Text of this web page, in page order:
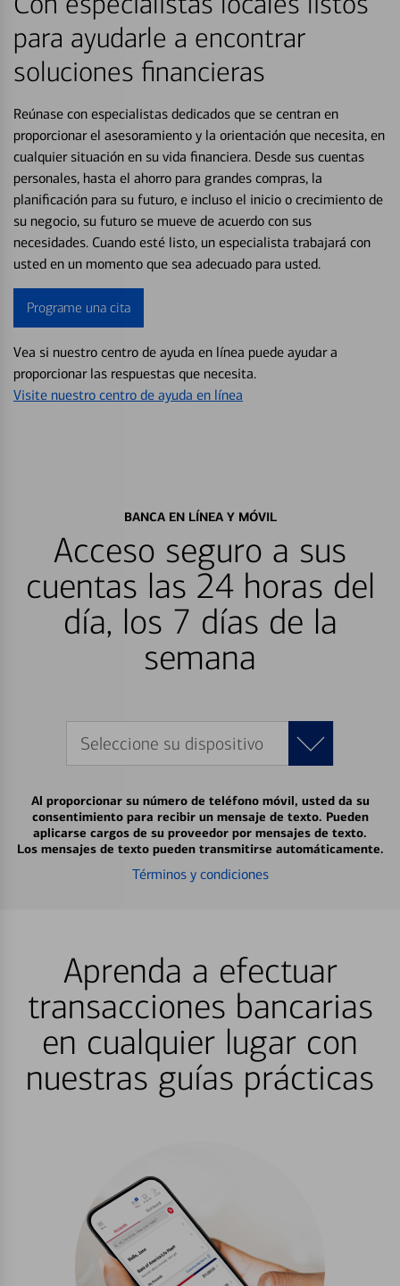
para ayudarle a encontrar
soluciones financieras
Reúnase con especialistas dedicados que se centran en
proporcionar el asesoramiento y la orientación que necesita, en
cualquier situación en su vida financiera. Desde sus cuentas
personales, hasta el ahorro para grandes compras, la
planificación para su futuro, e incluso el inicio o crecimiento de
su negocio, su futuro se mueve de acuerdo con sus
necesidades. Cuando esté listo, un especialista trabajará con
usted en un momento que sea adecuado para usted.
Programe una cita
Vea si nuestro centro de ayuda en línea puede ayudar a
proporcionar las respuestas que necesita.
Visite nuestro centro de ayuda en línea
BANCA EN LÍNEA Y MÓVIL
Acceso seguro a sus
cuentas las 24 horas del
día, los 7 días de la
semana
Seleccione su dispositivo
Al proporcionar su número de teléfono móvil, usted da su
consentimiento para recibir un mensaje de texto. Pueden
aplicarse cargos de su proveedor por mensajes de texto.
Los mensajes de texto pueden transmitirse automáticamente.
Términos y condiciones
Aprenda a efectuar
transacciones bancarias
en cualquier lugar con
nuestras guías prácticas